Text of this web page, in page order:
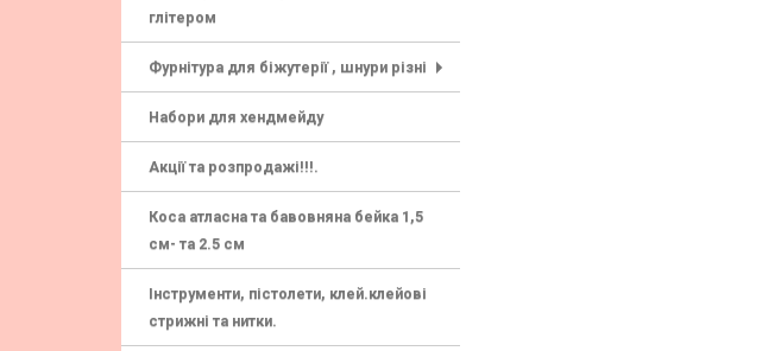
глітером
Фурнітура для біжутерії , шнури різні
Набори для хендмейду
Акції та розпродажі!!!.
Коса атласна та бавовняна бейка 1,5
см- та 2.5 см
Інструменти, пістолети, клей.клейові
стрижні та нитки.